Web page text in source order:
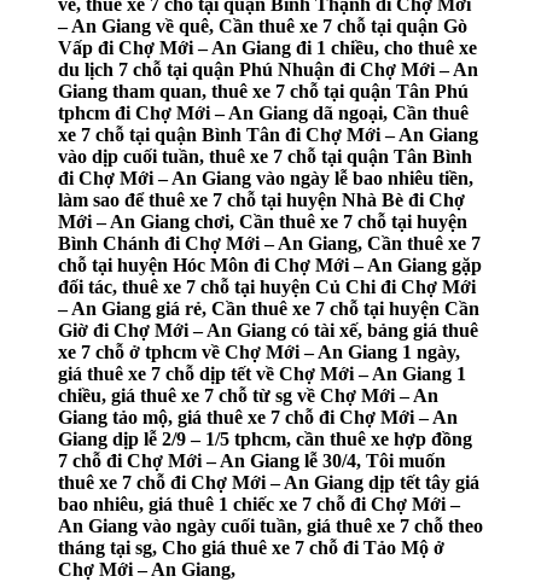
về, thuê xe 7 chỗ tại quận Bình Thạnh đi Chợ Mới
– An Giang về quê, Cần thuê xe 7 chỗ tại quận Gò
Vấp đi Chợ Mới – An Giang đi 1 chiều, cho thuê xe
du lịch 7 chỗ tại quận Phú Nhuận đi Chợ Mới – An
Giang tham quan, thuê xe 7 chỗ tại quận Tân Phú
tphcm đi Chợ Mới – An Giang dã ngoại, Cần thuê
xe 7 chỗ tại quận Bình Tân đi Chợ Mới – An Giang
vào dịp cuối tuần, thuê xe 7 chỗ tại quận Tân Bình
đi Chợ Mới – An Giang vào ngày lễ bao nhiêu tiền,
làm sao để thuê xe 7 chỗ tại huyện Nhà Bè đi Chợ
Mới – An Giang chơi, Cần thuê xe 7 chỗ tại huyện
Bình Chánh đi Chợ Mới – An Giang, Cần thuê xe 7
chỗ tại huyện Hóc Môn đi Chợ Mới – An Giang gặp
đối tác, thuê xe 7 chỗ tại huyện Củ Chi đi Chợ Mới
– An Giang giá rẻ, Cần thuê xe 7 chỗ tại huyện Cần
Giờ đi Chợ Mới – An Giang có tài xế, bảng giá thuê
xe 7 chỗ ở tphcm về Chợ Mới – An Giang 1 ngày,
giá thuê xe 7 chỗ dịp tết về Chợ Mới – An Giang 1
chiều, giá thuê xe 7 chỗ từ sg về Chợ Mới – An
Giang tảo mộ, giá thuê xe 7 chỗ đi Chợ Mới – An
Giang dịp lễ 2/9 – 1/5 tphcm, cần thuê xe hợp đồng
7 chỗ đi Chợ Mới – An Giang lễ 30/4, Tôi muốn
thuê xe 7 chỗ đi Chợ Mới – An Giang dịp tết tây giá
bao nhiêu, giá thuê 1 chiếc xe 7 chỗ đi Chợ Mới –
An Giang vào ngày cuối tuần, giá thuê xe 7 chỗ theo
tháng tại sg, Cho giá thuê xe 7 chỗ đi Tảo Mộ ở
Chợ Mới – An Giang,